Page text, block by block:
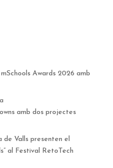
Awards 2026 amb
amb dos projectes
de Valls presenten el
al Festival RetoTech